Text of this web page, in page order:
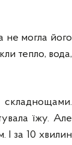
не могла його
тепло, вода,
складнощами.
їжу. Але
І за 10 хвилин